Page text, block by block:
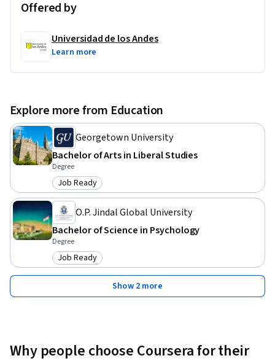
Offered by
Universidad de los Andes
Learn more
Explore more from Education
Georgetown University
Bachelor of Arts in Liberal Studies
Degree
Category: Job Ready
Job Ready
O.P. Jindal Global University
Bachelor of Science in Psychology
Degree
Category: Job Ready
Job Ready
Show 2 more
Why people choose Coursera for their